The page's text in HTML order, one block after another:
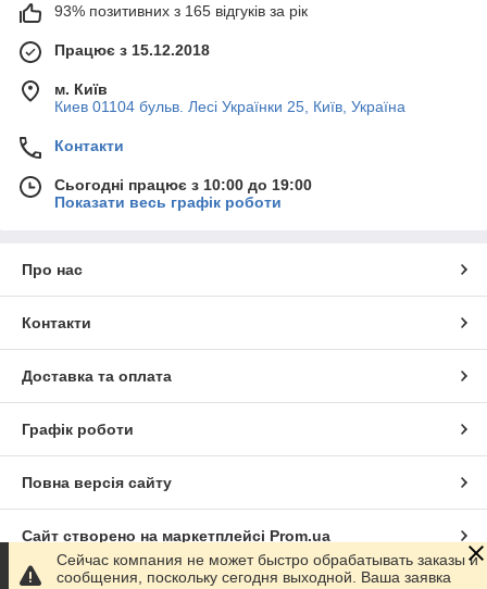
93% позитивних з 165 відгуків за рік
Працює з 15.12.2018
м. Київ
Киев 01104 бульв. Лесі Українки 25, Київ, Україна
Контакти
Сьогодні працює з 10:00 до 19:00
Показати весь графік роботи
Про нас
Контакти
Доставка та оплата
Графік роботи
Повна версія сайту
Сайт створено на маркетплейсі Prom.ua
Сейчас компания не может быстро обрабатывать заказы и
сообщения, поскольку сегодня выходной. Ваша заявка